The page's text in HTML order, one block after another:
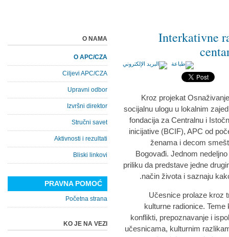
Interkativne
Kroz projekat
socijalnu ulogu u lokalnim
fondacija za Centralnu i
inicijative (BCIF), APC od
ženama i decom
Bogovađi. Jednom
priliku da predstave jedne
način života i saznaju
Učesnice prolaze kroz
kulturne radionice.
konflikti, prepoznavanje i
učesnicama, kulturnim
O NAMA
O APC/CZA
Ciljevi APC/CZA
Upravni odbor
Izvršni direktor
Stručni savet
Aktivnosti i rezultati
Bliski linkovi
PRAVNA POMOĆ
Početna strana
KO JE NA VEZI